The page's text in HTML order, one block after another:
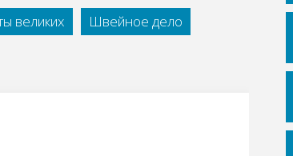
великих Швейное дело